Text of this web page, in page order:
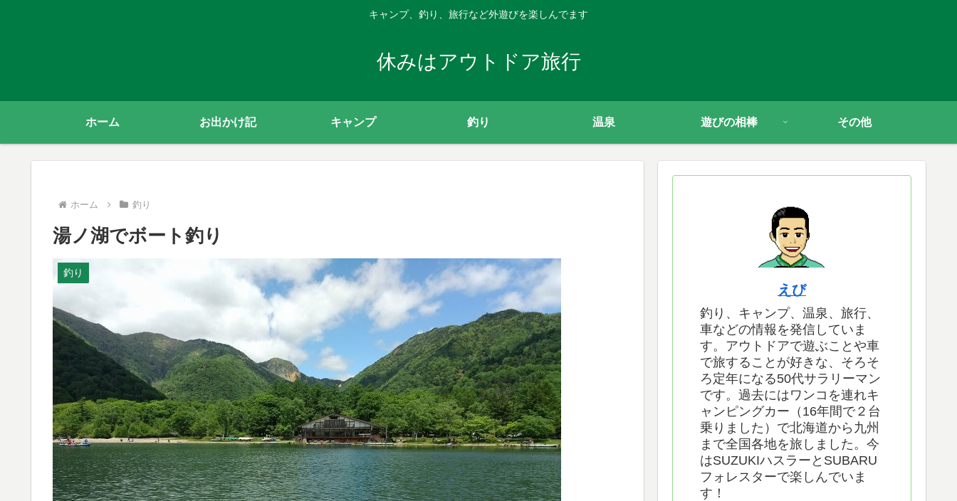
キャンプ、釣り、旅行など外遊びを楽しんでます
休みはアウトドア旅行
ホーム お出かけ記 キャンプ 釣り 温泉 遊びの相棒 その他
ホーム 釣り
湯ノ湖でボート釣り
釣り
えび
釣り、キャンプ、温泉、旅行、
車などの情報を発信していま
す。アウトドアで遊ぶことや車
で旅することが好きな、そろそ
ろ定年になる50代サラリーマン
です。過去にはワンコを連れキ
ャンピングカー（16年間で２台
乗りました）で北海道から九州
まで全国各地を旅しました。今
はSUZUKIハスラーとSUBARU
フォレスターで楽しんでいま
す！